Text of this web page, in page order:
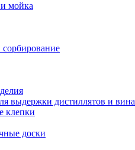
мойка
выдержки дистиллятов и вина
клепки
доски